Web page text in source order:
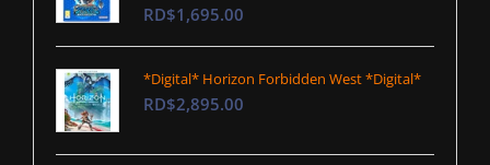
RD$1,695.00
*Digital* Horizon Forbidden West *Digital*
RD$2,895.00